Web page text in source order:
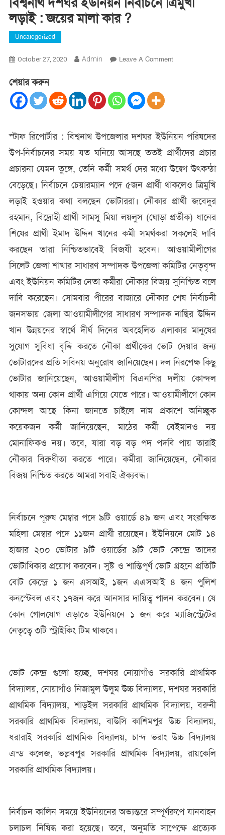
লড়াই : জয়ের মালা কার ?
Uncategorized
October 27, 2020 Admin Leave A CommentOn
:
জয়ের
মালা
কার
?
শেয়ার করুন
স্টাফ রিপোর্টার : বিশ্বনাথ উপজেলার দশঘর ইউনিয়ন পরিষদের
উপ-নির্বাচনের সময় যত ঘনিয়ে আসছে ততই প্রার্থীদের প্রচার
প্রচারনা যেমন তুঙ্গে, তেনি কর্মী সমর্থ দের মধ্যে উদ্বেগ উৎকন্ঠা
বেড়েছে। নির্বাচনে চেয়ারম্যান পদে ৫জন প্রার্থী থাকলেও ত্রিমুখি
লড়াই হওয়ার কথা বলছেন ভোটাররা। নৌকার প্রার্থী জবেদুর
রহমান, বিদ্রোহী প্রার্থী সামসু মিয়া লয়লুস (ঘোড়া প্রর্তীক) ধানের
শিষের প্রার্থী ইমাদ উদ্দিন খানের কর্মী সমর্থকরা সকলেই দাবি
করছেন তারা নিশ্চিতভাবেই বিজযী হবেন। আওয়ামীলীগের
সিলেট জেলা শাখার সাধারণ সম্পাদক উপজেলা কমিটির নেতৃবৃন্দ
এবং ইউনিয়ন কমিটির নেতা কর্মীরা নৌকার বিজয় সুনিশ্চিত বলে
দাবি করেছেন। সোমবার পীরের বাজারে নৌকার শেষ নির্বাচনী
জনসভায় জেলা আওয়ামীলীগের সাধারণ সম্পাদক নাছির উদ্দিন
খান উন্নয়নের স্বার্থে দীর্ঘ দিনের অবহেলিত এলাকার মানুষের
সুযোগ সুবিধা বৃদ্দি করতে নৌকা প্রর্থীকের ভোট দেয়ার জন্য
ভোটারদের প্রতি সবিনয় অনুরোধ জানিয়েছেন। দল নিরপেক্ষ কিছু
ভোটার জানিয়েছেন, আওয়ামীলীগ বিএনপির দলীয় কোন্দল
থাকায় অন্য কোন প্রার্থী এগিয়ে যেতে পারে। আওয়ামীলীগে কোন
কোন্দল আছে কিনা জানতে চাইলে নাম প্রকাশে অনিচ্ছুক
কয়েকজন কর্মী জানিয়েছেন, মাঠের কর্মী বেইমানও নয়
মোনাফিকও নয়। তবে, যারা বড় বড় পদ পদবি পায় তারাই
নৌকার বিরুধীতা করতে পারে। কর্মীরা জানিয়েছেন, নৌকার
বিজয় নিশ্চিত করতে আমরা সবাই ঐক্যবদ্ধ।
নির্বাচনে পূরুষ মেম্বার পদে ৯টি ওয়ার্ডে ৪৯ জন এবং সংরক্ষিত
মহিলা মেম্বার পদে ১১জন প্রার্থী রয়েছেন। ইউনিয়নে মোট ১৪
হাজার ২০০ ভোটার ৯টি ওয়ার্ডের ৯টি ভোট কেন্দ্রে তাদের
ভোটাধিকার প্রয়োগ করবেন। সুষ্ট ও শান্তিপূর্ণ ভোট গ্রহনে প্রতিটি
বোট কেন্দ্রে ১ জন এসআই, ১জন এএসআই ৪ জন পুলিশ
কনস্টেবল এবং ১৭জন করে আনসার দায়িত্ব পালন করবেন। যে
কোন গোলযোগ এড়াতে ইউনিয়নে ১ জন করে ম্যাজিস্ট্রেটের
নেতৃত্বে ৩টি স্ট্রাইকিং টিম থাকবে।
ভোট কেন্দ্র গুলো হচ্ছে, দশঘর নোয়াগাঁও সরকারি প্রাথমিক
বিদ্যালয়, নোয়াগাঁও নিজামুল উলুম উচ্চ বিদ্যালয়, দশঘর সরকারি
প্রাথমিক বিদ্যালয়, শাড়ইল সরকারি প্রাথমিক বিদ্যালয়, বরুনী
সরকারি প্রাথমিক বিদ্যালয়, বাউসি কাশিমপুর উচ্চ বিদ্যালয়,
ধরারাই সরকারি প্রাথমিক বিদ্যালয়, চান্দ ভরাং উচ্চ বিদ্যালয়
এন্ড কলেজ, ভল্লবপুর সরকারি প্রাথমিক বিদ্যালয়, রায়কেলি
সরকারি প্রাথমিক বিদ্যালয়।
নির্বাচন কালিন সময়ে ইউনিয়নের অভ্যন্তরে সম্পূর্ণরুপে যানবাহন
চলাচল নিষিদ্ধ করা হয়েছে। তবে, অনুমতি সাপেক্ষে প্রত্যেক